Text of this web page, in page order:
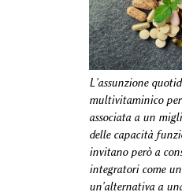
L'assunzione
multivitaminico
associata a un
delle capacità
invitano però a
integratori come
un'alternativa a